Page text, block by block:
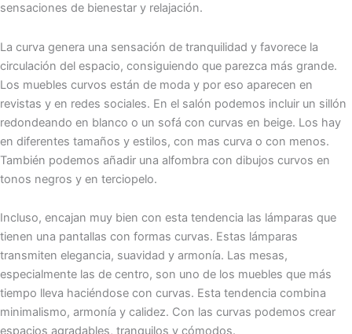
sensaciones de bienestar y relajación.
La curva genera una sensación de tranquilidad y favorece la
circulación del espacio, consiguiendo que parezca más grande.
Los muebles curvos están de moda y por eso aparecen en
revistas y en redes sociales. En el salón podemos incluir un sillón
redondeando en blanco o un sofá con curvas en beige. Los hay
en diferentes tamaños y estilos, con mas curva o con menos.
También podemos añadir una alfombra con dibujos curvos en
tonos negros y en terciopelo.
Incluso, encajan muy bien con esta tendencia las lámparas que
tienen una pantallas con formas curvas. Estas lámparas
transmiten elegancia, suavidad y armonía. Las mesas,
especialmente las de centro, son uno de los muebles que más
tiempo lleva haciéndose con curvas. Esta tendencia combina
minimalismo, armonía y calidez. Con las curvas podemos crear